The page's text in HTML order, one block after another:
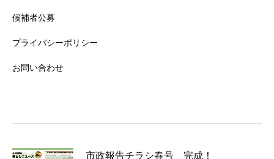
候補者公募
プライバシーポリシー
お問い合わせ
市政報告チラシ春号 完成！